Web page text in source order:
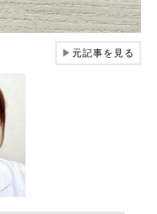
▶元記事を見る